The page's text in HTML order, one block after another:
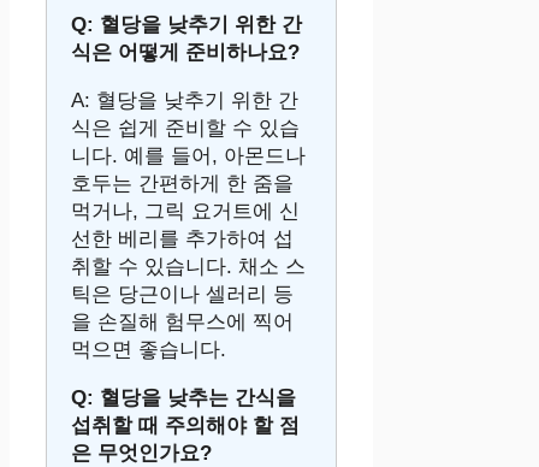
Q: 혈당을 낮추기 위한 간
식은 어떻게 준비하나요?
A: 혈당을 낮추기 위한 간
식은 쉽게 준비할 수 있습
니다. 예를 들어, 아몬드나
호두는 간편하게 한 줌을
먹거나, 그릭 요거트에 신
선한 베리를 추가하여 섭
취할 수 있습니다. 채소 스
틱은 당근이나 셀러리 등
을 손질해 험무스에 찍어
먹으면 좋습니다.
Q: 혈당을 낮추는 간식을
섭취할 때 주의해야 할 점
은 무엇인가요?